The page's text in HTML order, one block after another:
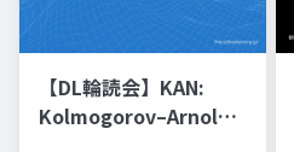
【DL輪読会】KAN:
Kolmogorov–Arnold